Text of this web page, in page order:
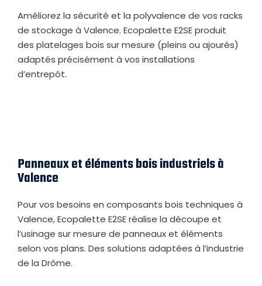
Améliorez la sécurité et la polyvalence de vos racks
de stockage à Valence. Ecopalette E2SE produit
des platelages bois sur mesure (pleins ou ajourés)
adaptés précisément à vos installations
d’entrepôt.
Panneaux et éléments bois industriels à
Valence
Pour vos besoins en composants bois techniques à
Valence, Ecopalette E2SE réalise la découpe et
l’usinage sur mesure de panneaux et éléments
selon vos plans. Des solutions adaptées à l’industrie
de la Drôme.